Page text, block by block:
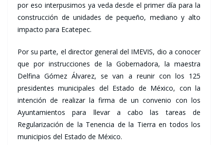
por eso interpusimos ya veda desde el primer día para la
construcción de unidades de pequeño, mediano y alto
impacto para Ecatepec.
Por su parte, el director general del IMEVIS, dio a conocer
que por instrucciones de la Gobernadora, la maestra
Delfina Gómez Álvarez, se van a reunir con los 125
presidentes municipales del Estado de México, con la
intención de realizar la firma de un convenio con los
Ayuntamientos para llevar a cabo las tareas de
Regularización de la Tenencia de la Tierra en todos los
municipios del Estado de México.